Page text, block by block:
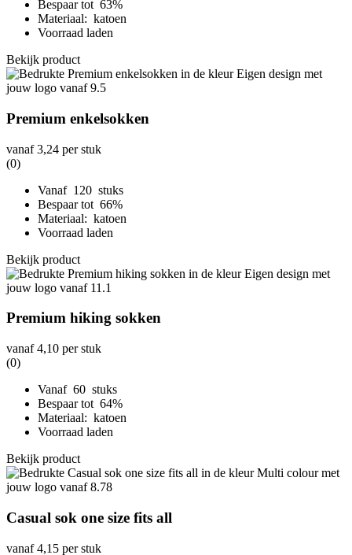
Bespaar tot 63%
Materiaal: katoen
Voorraad laden
Bekijk product
Premium enkelsokken
vanaf3,24 per stuk
(0)
Vanaf 120 stuks
Bespaar tot 66%
Materiaal: katoen
Voorraad laden
Bekijk product
Premium hiking sokken
vanaf4,10 per stuk
(0)
Vanaf 60 stuks
Bespaar tot 64%
Materiaal: katoen
Voorraad laden
Bekijk product
Casual sok one size fits all
vanaf4,15 per stuk